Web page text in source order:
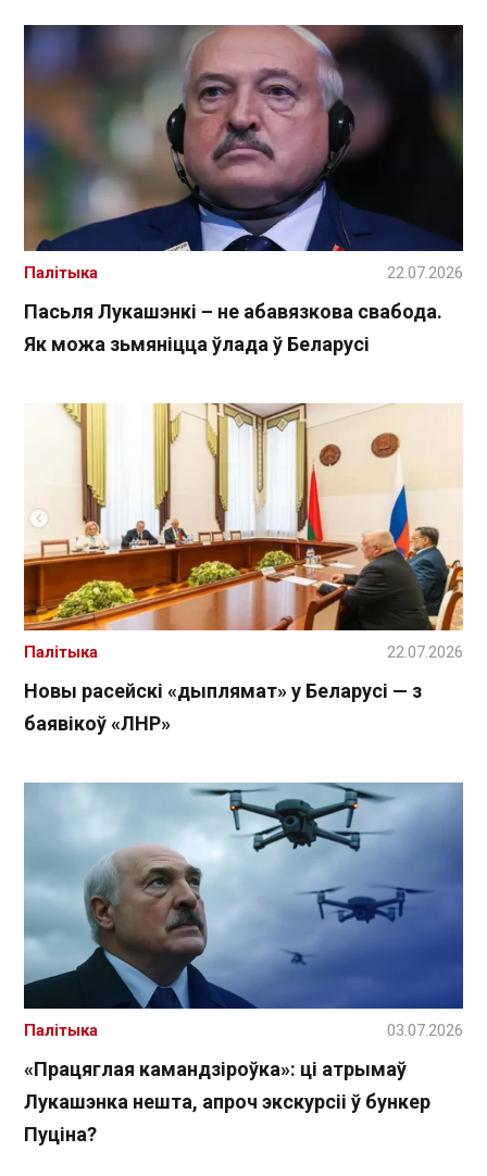
Пасьля Лукашэнкі – не абавязкова свабода.
Як можа зьмяніцца ўлада ў Беларусі
Палітыка 22.07.2026
Новы расейскі «дыплямат» у Беларусі — з
баявікоў «ЛНР»
Палітыка 22.07.2026
«Працяглая камандзіроўка»: ці атрымаў
Лукашэнка нешта, апроч экскурсіі ў бункер
Пуціна?
Палітыка 03.07.2026